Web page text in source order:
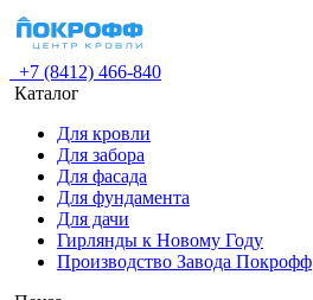
+7 (8412) 466-840
Каталог
Для кровли
Для забора
Для фасада
Для фундамента
Для дачи
Гирлянды к Новому Году
Производство Завода Покрофф